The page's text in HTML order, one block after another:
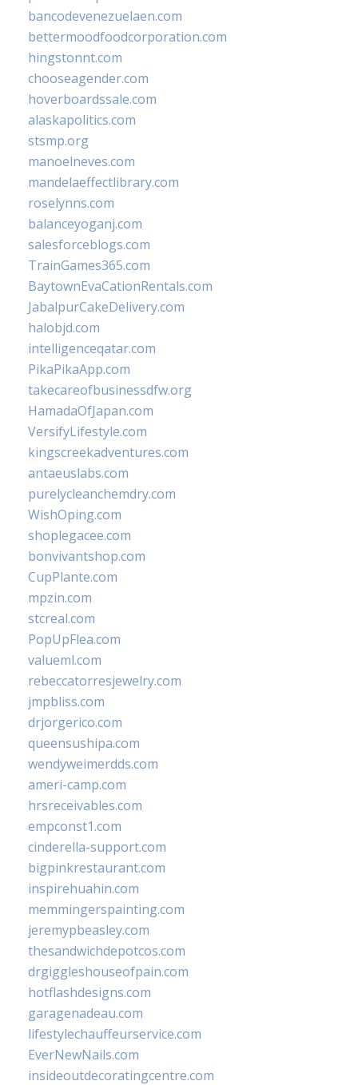
bancodevenezuelaen.com
bettermoodfoodcorporation.com
hingstonnt.com
chooseagender.com
hoverboardssale.com
alaskapolitics.com
stsmp.org
manoelneves.com
mandelaeffectlibrary.com
roselynns.com
balanceyoganj.com
salesforceblogs.com
TrainGames365.com
BaytownEvaCationRentals.com
JabalpurCakeDelivery.com
halobjd.com
intelligenceqatar.com
PikaPikaApp.com
takecareofbusinessdfw.org
HamadaOfJapan.com
VersifyLifestyle.com
kingscreekadventures.com
antaeuslabs.com
purelycleanchemdry.com
WishOping.com
shoplegacee.com
bonvivantshop.com
CupPlante.com
mpzin.com
stcreal.com
PopUpFlea.com
valueml.com
rebeccatorresjewelry.com
jmpbliss.com
drjorgerico.com
queensushipa.com
wendyweimerdds.com
ameri-camp.com
hrsreceivables.com
empconst1.com
cinderella-support.com
bigpinkrestaurant.com
inspirehuahin.com
memmingerspainting.com
jeremypbeasley.com
thesandwichdepotcos.com
drgiggleshouseofpain.com
hotflashdesigns.com
garagenadeau.com
lifestylechauffeurservice.com
EverNewNails.com
insideoutdecoratingcentre.com